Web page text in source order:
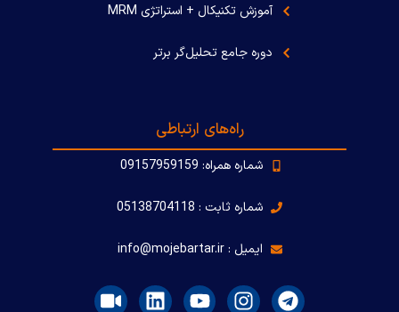
آموزش تکنیکال + استراتژی MRM
دوره جامع تحلیل‌گر برتر
راه‌های ارتباطی
شماره همراه: 09157959159
شماره ثابت : 05138704118
ایمیل : info@mojebartar.ir